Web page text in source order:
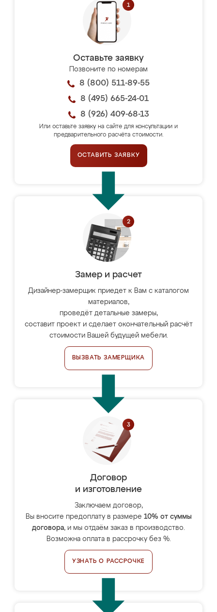
Оставьте заявку
Позвоните по номерам
8 (800) 511-89-55
8 (495) 665-24-01
8 (926) 409-68-13
Или оставьте заявку на сайте для консультации и
предварительного расчёта стоимости.
ОСТАВИТЬ ЗАЯВКУ
Замер и расчет
Дизайнер-замерщик приедет к Вам с каталогом
материалов,
проведёт детальные замеры,
составит проект и сделает окончательный расчёт
стоимости Вашей будущей мебели.
ВЫЗВАТЬ ЗАМЕРЩИКА
Договор
и изготовление
Заключаем договор,
Вы вносите предоплату в размере 10% от суммы
договора, и мы отдаём заказ в производство.
Возможна оплата в рассрочку без %.
УЗНАТЬ О РАССРОЧКЕ